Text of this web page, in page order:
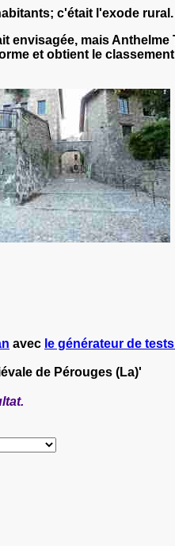
c'était l'exode rural.
mais
et obtient le
avec le générateur de
de Pérouges (La)'